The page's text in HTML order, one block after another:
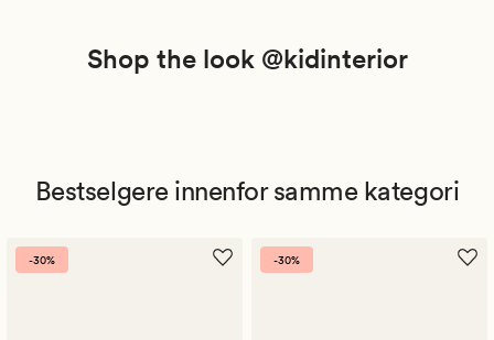
Shop the look @kidinterior
Bestselgere innenfor samme kategori
-30% -30%